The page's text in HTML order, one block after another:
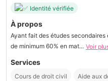
Identité vérifiée
À propos
Ayant fait des études
de minimum 60% en mat... Voir
Services
Cours de droit civil Aide aux